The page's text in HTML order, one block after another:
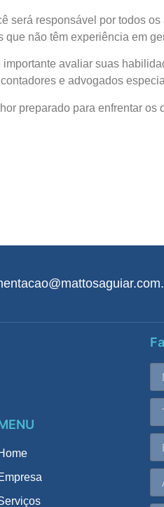
será responsável por todos
não têm experiência em
avaliar suas
e advogados
preparado para enfrentar